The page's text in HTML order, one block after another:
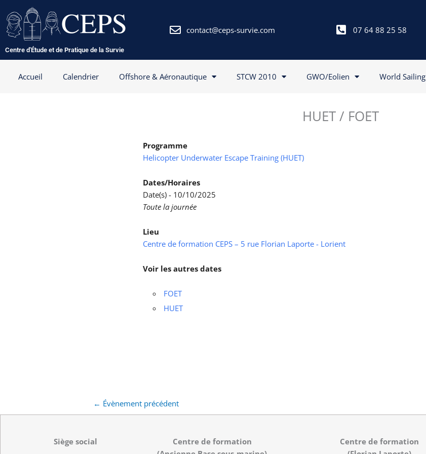
au
contenu
Centre d'Étude et de Pratique de la Survie
contact@ceps-survie.com 07 64 88 25 58
Accueil Calendrier Offshore & Aéronautique STCW 2010 GWO/Eolien World Sailing
HUET / FOET
Programme
Helicopter Underwater Escape Training (HUET)
Dates/Horaires
Date(s) - 10/10/2025
Toute la journée
Lieu
Centre de formation CEPS – 5 rue Florian Laporte - Lorient
Voir les autres dates
FOET
HUET
← Évènement précédent
Siège social
Centre de formation
Centre de formation